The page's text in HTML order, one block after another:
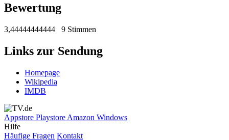
Bewertung
3,44444444444 9 Stimmen
Links zur Sendung
Homepage
Wikipedia
IMDB
Appstore Playstore Amazon Windows
Hilfe
Häufige Fragen Kontakt